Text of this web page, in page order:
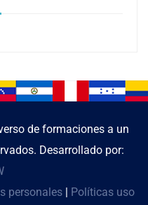
de formaciones a un
Desarrollado por:
personales| Políticas uso